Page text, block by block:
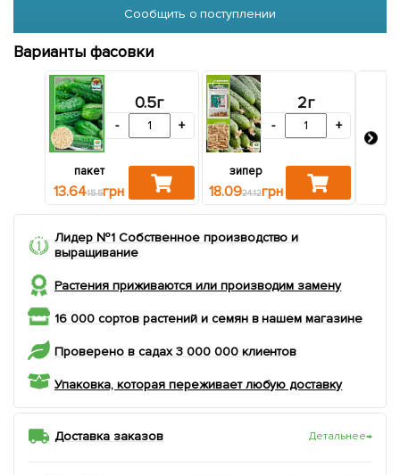
Сообщить о поступлении
Варианты фасовки
0.5г
- +
пакет
13.6415.5грн
2г
- +
зипер
18.0924.12грн
Лидер №1 Собственное производство и
выращивание
Растения приживаются или производим замену
16 000 сортов растений и семян в нашем магазине
Проверено в садах 3 000 000 клиентов
Упаковка, которая переживает любую доставку
Доставка заказов Детальнее→